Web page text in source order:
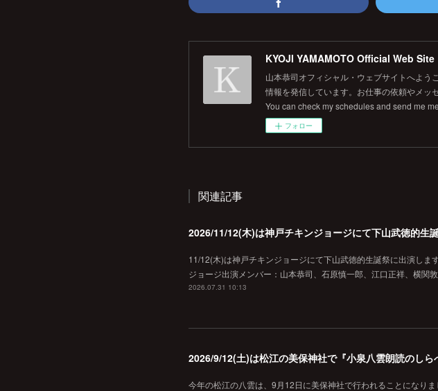
KYOJI YAMAMOTO Official Web Site
山本恭司オフィシャル・ウェブサイトへよう
情報を発信しています。お仕事の依頼やメ
You can check my schedules and send me
フォロー
関連記事
2026/11/12(木)は神戸チキンジョージにて下山武徳的生
11/12(木)は神戸チキンジョージにて下山武徳的生誕祭に出演し
ジョージ出演メンバー：山本恭司、石原慎一郎、江口正祥、横
2026.07.31 10:13
2026/9/12(土)は松江の美保神社で『小泉八雲朗読のしら
今年の松江の八雲は、9月12日に美保神社で行われることになり